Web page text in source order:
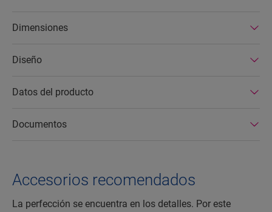
Dimensiones
Diseño
Datos del producto
Documentos
Accesorios recomendados
La perfección se encuentra en los detalles. Por este